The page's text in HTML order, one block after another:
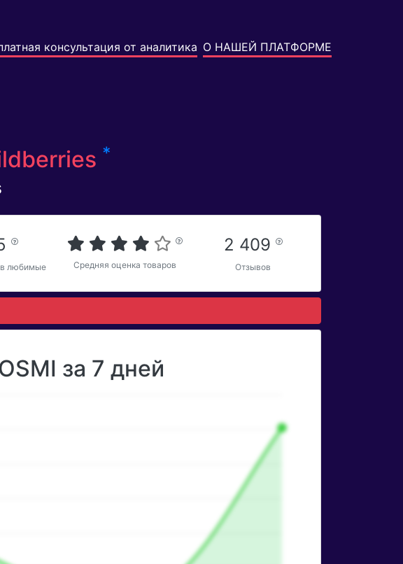
консультация от аналитика О НАШЕЙ ПЛАТФОРМЕ
*
любимые Средняя оценка товаров
2 409
Отзывов
за 7 дней